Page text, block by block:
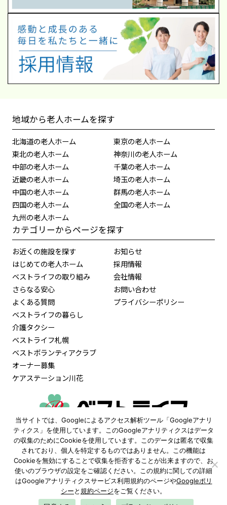
0120-515-472
9:30〜18:00
（土日祝も受付 ※年末年始除く）
資料請求 見学予約
地域から老人ホームを探す
北海道の老人ホーム
東北の老人ホーム
中部の老人ホーム
近畿の老人ホーム
中国の老人ホーム
四国の老人ホーム
九州の老人ホーム
東京の老人ホーム
神奈川の老人ホーム
千葉の老人ホーム
埼玉の老人ホーム
群馬の老人ホーム
全国の老人ホーム
カテゴリーからページを探す
お近くの施設を探す
はじめての老人ホーム
ベストライフの取り組み
さらなる安心
よくある質問
ベストライフの暮らし
介護タクシー
ベストライフ札幌
ベストボランティアクラブ
オーナー募集
ケアステーション川花
お知らせ
採用情報
会社情報
お問い合わせ
プライバシーポリシー
当サイトでは、Googleによるアクセス解析ツール「Googleアナリ
ティクス」を使用しています。このGoogleアナリティクスはデータ
の収集のためにCookieを使用しています。このデータは匿名で収集
されており、個人を特定するものではありません。この機能は
Cookieを無効にすることで収集を拒否することが出来ますので、お
使いのブラウザの設定をご確認ください。この規約に関しての詳細
はGoogleアナリティクスサービス利用規約のページやGoogleポリ
シーと規約ページをご覧ください。